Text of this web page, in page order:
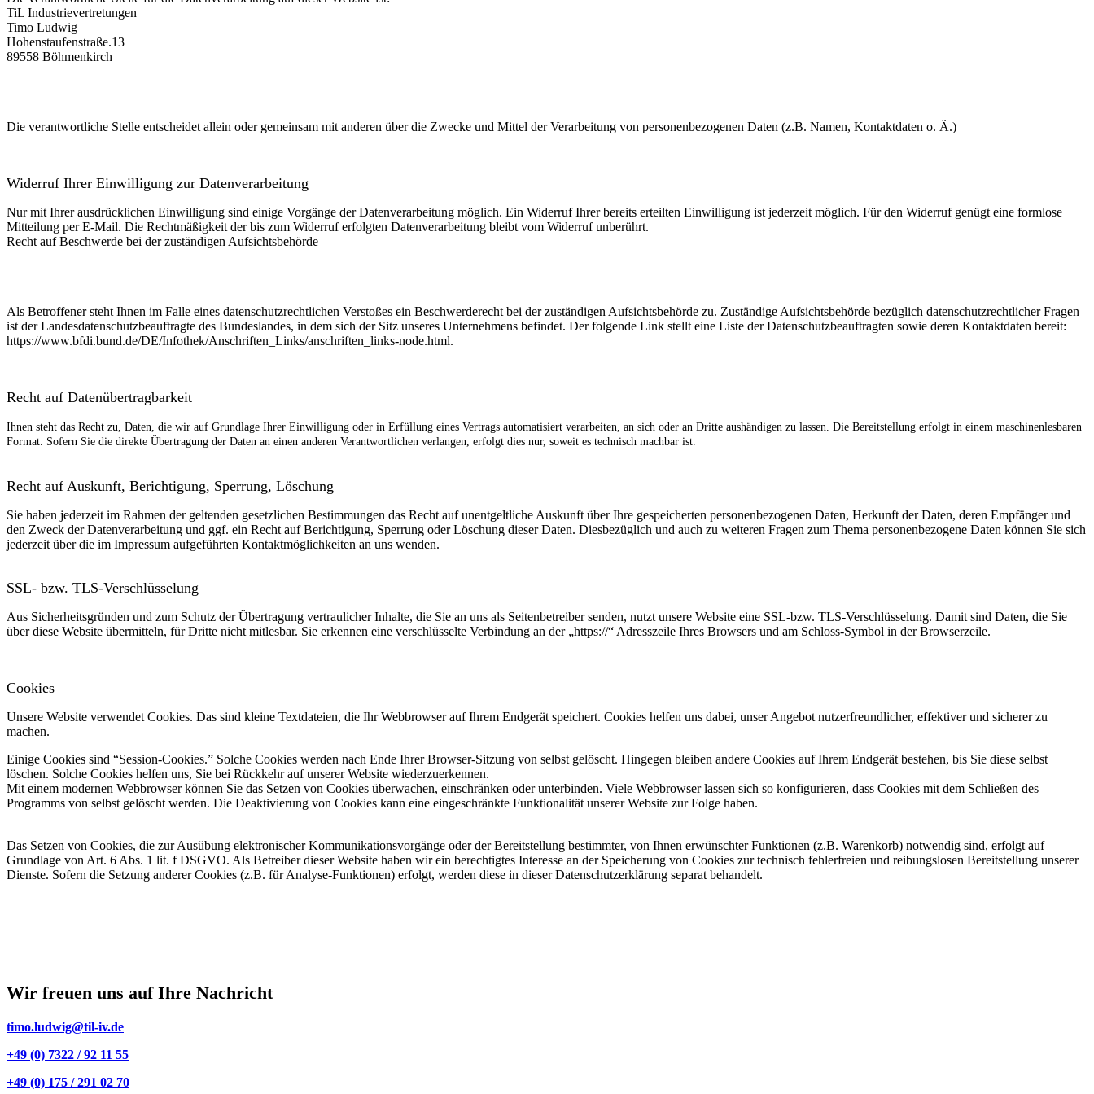
TiL Industrievertretungen
Timo Ludwig
Hohenstaufenstraße.13
89558 Böhmenkirch
Die verantwortliche Stelle entscheidet allein oder gemeinsam mit anderen über die Zwecke und Mittel der Verarbeitung von personenbezogenen Daten (z.B. Namen, Kontaktdaten o. Ä.)
Widerruf Ihrer Einwilligung zur Datenverarbeitung
Nur mit Ihrer ausdrücklichen Einwilligung sind einige Vorgänge der Datenverarbeitung möglich. Ein Widerruf Ihrer bereits erteilten Einwilligung ist jederzeit möglich. Für den Widerruf genügt eine formlose
Mitteilung per E-Mail. Die Rechtmäßigkeit der bis zum Widerruf erfolgten Datenverarbeitung bleibt vom Widerruf unberührt.
Recht auf Beschwerde bei der zuständigen Aufsichtsbehörde
Als Betroffener steht Ihnen im Falle eines datenschutzrechtlichen Verstoßes ein Beschwerderecht bei der zuständigen Aufsichtsbehörde zu. Zuständige Aufsichtsbehörde bezüglich datenschutzrechtlicher Fragen
ist der Landesdatenschutzbeauftragte des Bundeslandes, in dem sich der Sitz unseres Unternehmens befindet. Der folgende Link stellt eine Liste der Datenschutzbeauftragten sowie deren Kontaktdaten bereit:
https://www.bfdi.bund.de/DE/Infothek/Anschriften_Links/anschriften_links-node.html.
Recht auf Datenübertragbarkeit
Ihnen steht das Recht zu, Daten, die wir auf Grundlage Ihrer Einwilligung oder in Erfüllung eines Vertrags automatisiert verarbeiten, an sich oder an Dritte aushändigen zu lassen. Die Bereitstellung erfolgt in einem maschinenlesbaren
Format. Sofern Sie die direkte Übertragung der Daten an einen anderen Verantwortlichen verlangen, erfolgt dies nur, soweit es technisch machbar ist.
Recht auf Auskunft, Berichtigung, Sperrung, Löschung
Sie haben jederzeit im Rahmen der geltenden gesetzlichen Bestimmungen das Recht auf unentgeltliche Auskunft über Ihre gespeicherten personenbezogenen Daten, Herkunft der Daten, deren Empfänger und
den Zweck der Datenverarbeitung und ggf. ein Recht auf Berichtigung, Sperrung oder Löschung dieser Daten. Diesbezüglich und auch zu weiteren Fragen zum Thema personenbezogene Daten können Sie sich
jederzeit über die im Impressum aufgeführten Kontaktmöglichkeiten an uns wenden.
SSL- bzw. TLS-Verschlüsselung
Aus Sicherheitsgründen und zum Schutz der Übertragung vertraulicher Inhalte, die Sie an uns als Seitenbetreiber senden, nutzt unsere Website eine SSL-bzw. TLS-Verschlüsselung. Damit sind Daten, die Sie
über diese Website übermitteln, für Dritte nicht mitlesbar. Sie erkennen eine verschlüsselte Verbindung an der „https://“ Adresszeile Ihres Browsers und am Schloss-Symbol in der Browserzeile.
Cookies
Unsere Website verwendet Cookies. Das sind kleine Textdateien, die Ihr Webbrowser auf Ihrem Endgerät speichert. Cookies helfen uns dabei, unser Angebot nutzerfreundlicher, effektiver und sicherer zu
machen.
Einige Cookies sind “Session-Cookies.” Solche Cookies werden nach Ende Ihrer Browser-Sitzung von selbst gelöscht. Hingegen bleiben andere Cookies auf Ihrem Endgerät bestehen, bis Sie diese selbst
löschen. Solche Cookies helfen uns, Sie bei Rückkehr auf unserer Website wiederzuerkennen.
Mit einem modernen Webbrowser können Sie das Setzen von Cookies überwachen, einschränken oder unterbinden. Viele Webbrowser lassen sich so konfigurieren, dass Cookies mit dem Schließen des
Programms von selbst gelöscht werden. Die Deaktivierung von Cookies kann eine eingeschränkte Funktionalität unserer Website zur Folge haben.
Das Setzen von Cookies, die zur Ausübung elektronischer Kommunikationsvorgänge oder der Bereitstellung bestimmter, von Ihnen erwünschter Funktionen (z.B. Warenkorb) notwendig sind, erfolgt auf
Grundlage von Art. 6 Abs. 1 lit. f DSGVO. Als Betreiber dieser Website haben wir ein berechtigtes Interesse an der Speicherung von Cookies zur technisch fehlerfreien und reibungslosen Bereitstellung unserer
Dienste. Sofern die Setzung anderer Cookies (z.B. für Analyse-Funktionen) erfolgt, werden diese in dieser Datenschutzerklärung separat behandelt.
Wir freuen uns auf Ihre Nachricht
timo.ludwig@til-iv.de
+49 (0) 7322 / 92 11 55
+49 (0) 175 / 291 02 70